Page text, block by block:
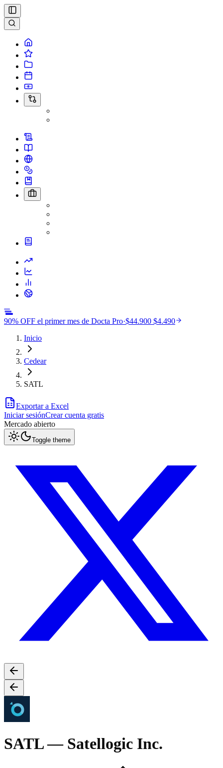
90% OFF el primer mes de Docta Pro·$44.900 $4.490
Inicio
Cedear
SATL
Exportar a Excel
Iniciar sesiónCrear cuenta gratis
Mercado abierto
Toggle theme
SATL — Satellogic Inc.